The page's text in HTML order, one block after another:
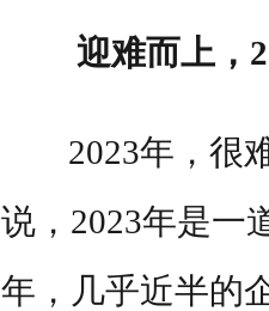
迎难而上，
2023年，很
说， 2023年是一
年，几乎近半的